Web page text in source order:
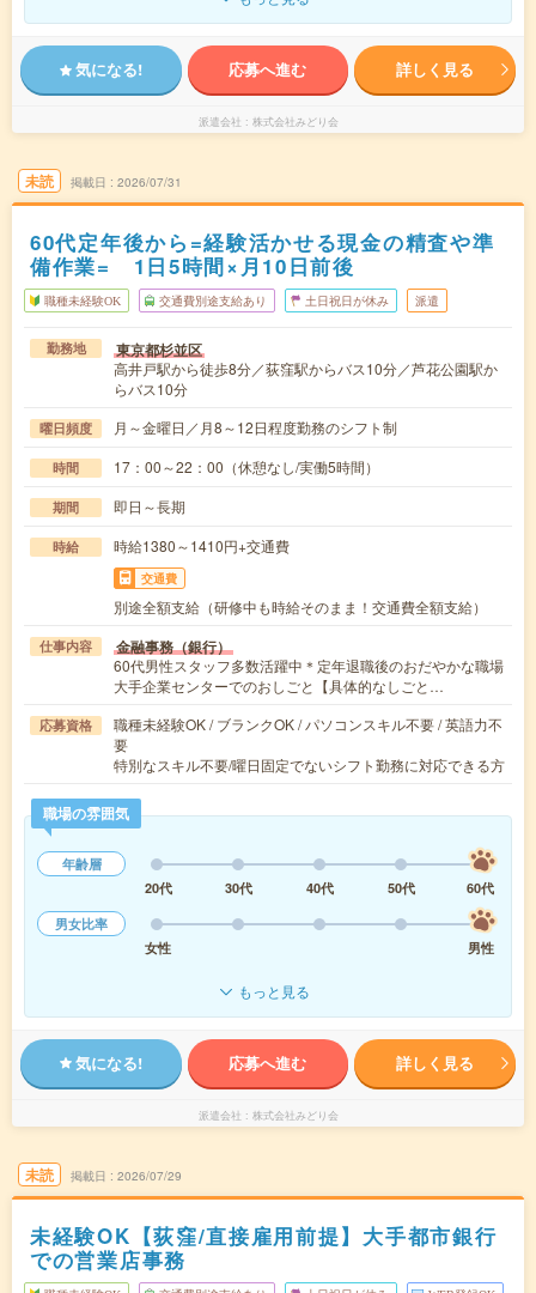
気になる! 応募へ進む 詳しく見る
派遣会社 株式会社みどり会
未読 掲載日 2026/07/31
60代定年後から=経験活かせる現金の精査や準
備作業= 1日5時間×月10日前後
職種未経験OK 交通費別途支給あり 土日祝日が休み 派遣
勤務地 東京都杉並区
高井戸駅から徒歩8分／荻窪駅からバス10分／芦花公園駅か
らバス10分
曜日頻度 月～金曜日／月8～12日程度勤務のシフト制
時間 17：00～22：00（休憩なし/実働5時間）
期間 即日～長期
時給 時給1380～1410円+交通費
交通費
別途全額支給（研修中も時給そのまま！交通費全額支給）
仕事内容 金融事務（銀行）
60代男性スタッフ多数活躍中＊定年退職後のおだやかな職場
大手企業センターでのおしごと【具体的なしごと…
応募資格
職種未経験OK / ブランクOK / パソコンスキル不要 / 英語力不
要
特別なスキル不要/曜日固定でないシフト勤務に対応できる方
職場の雰囲気
年齢層
20代
30代 40代 50代
60代
男女比率
女性
男性
もっと見る
気になる! 応募へ進む 詳しく見る
派遣会社 株式会社みどり会
未読 掲載日 2026/07/29
未経験OK【荻窪/直接雇用前提】大手都市銀行
での営業店事務